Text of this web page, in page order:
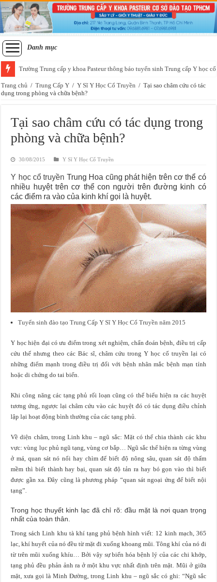
Danh mục
Trường Trung cấp y khoa Pasteur thông báo tuyển sinh Trung cấp Y học
Trang chủ / Trung Cấp Y / Y Sĩ Y Học Cổ Truyền / Tại sao châm cứu có tác
dụng trong phòng và chữa bệnh?
Tại sao châm cứu có tác dụng trong
phòng và chữa bệnh?
30/08/2015 Y Sĩ Y Học Cổ Truyền
Y học cổ truyền Trung Hoa cũng phát hiện trên cơ thể có
nhiều huyệt trên cơ thể con người trên đường kinh có
các điểm ra vào của kinh khí gọi là huyệt.
Tuyển sinh đào tạo Trung Cấp Y Sĩ Y Học Cổ Truyền năm 2015
Y học hiện đại có ưu điểm trong xét nghiệm, chẩn đoán bệnh, điều trị cấp
cứu thế nhưng theo các Bác sĩ, châm cứu trong Y học cổ truyền lại có
những điểm mạnh trong điều trị đối với bệnh nhân mắc bệnh mạn tính
hoặc di chứng do tai biến.
Khi công năng các tạng phủ rối loạn cũng có thể biểu hiện ra các huyệt
tương ứng, ngược lại châm cứu vào các huyệt đó có tác dụng điều chỉnh
lập lại hoạt động bình thường của các tạng phủ.
Về diện châm, trong Linh khu – ngũ sắc: Mặt có thể chia thành các khu
vực: vùng lục phủ ngũ tạng, vùng cơ bắp… Ngũ sắc thể hiện ra từng vùng
ở má, quan sát nó nổi hay chìm để biết độ nông sâu, quan sát độ thấm
mềm thì biết thành hay bại, quan sát độ tản ra hay bó gọn vào thì biết
được gần xa. Đây cũng là phương pháp “quan sát ngoại ứng để biết nội
tạng”.
Trong học thuyết kinh lạc đã chỉ rõ: đầu mặt là nơi quan trọng
nhất của toàn thân.
Trong sách Linh khu tà khí tạng phủ bệnh hình viết: 12 kinh mạch, 365
lạc, khí huyết của nó đều từ mặt đi xuống khoang mũi. Tông khí của nó đi
từ trên mũi xuống khíu… Bởi vậy sự biến hóa bệnh lý của các chi khớp,
tạng phủ đều phản ảnh ra ở một khu vực nhất định trên mặt. Mũi ở giữa
mặt, xưa gọi là Minh Đường, trong Linh khu – ngũ sắc có ghi: “Ngũ sắc